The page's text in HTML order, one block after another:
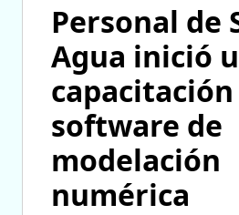
Personal de
Agua inició
capacitación
software de
modelación
numérica